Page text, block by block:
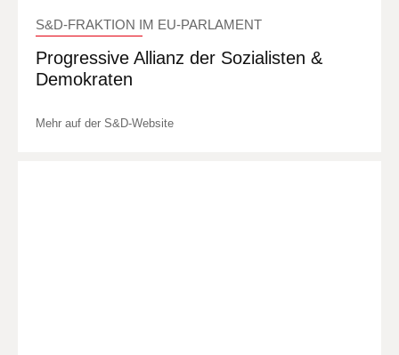
S&D-FRAKTION IM EU-PARLAMENT
Progressive Allianz der Sozialisten &
Demokraten
Mehr auf der S&D-Website